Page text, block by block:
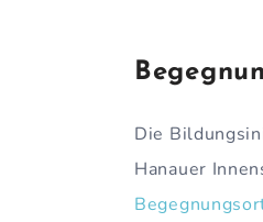
Die
Hanauer